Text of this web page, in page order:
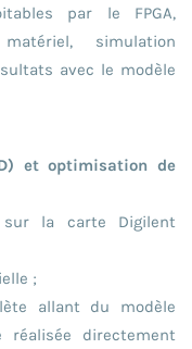
par le FPGA,
simulation
avec le modèle
et optimisation de
sur la carte Digilent
;
allant du modèle
réalisée directement